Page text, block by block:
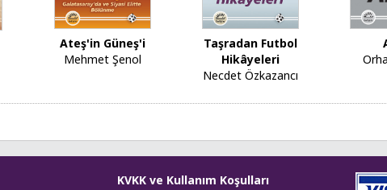
Ateş'in Güneş'i
Mehmet Şenol
Taşradan Futbol
Hikâyeleri
Necdet Özkazancı
KVKK ve Kullanım Koşulları